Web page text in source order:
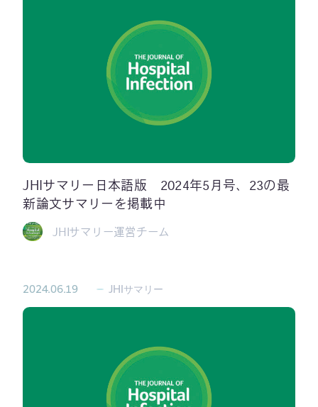
JHIサマリー日本語版 2024年5月号、23の最
新論文サマリーを掲載中
JHIサマリー運営チーム
2024.06.19 JHIサマリー